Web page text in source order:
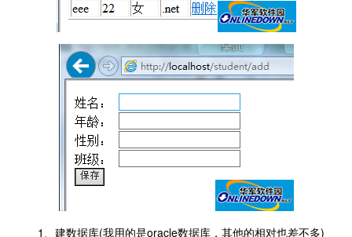
1、建数据库(我用的是oracle数据库，其他的相对也差不多)